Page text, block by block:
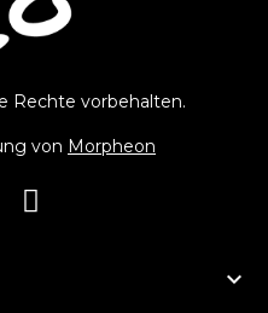
Rechte vorbehalten.
von Morpheon
